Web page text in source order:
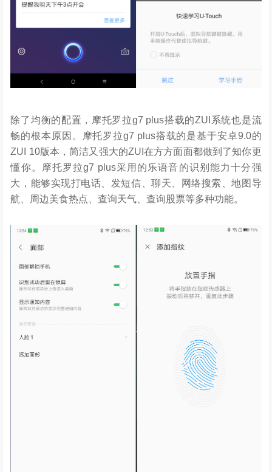
除了均衡的配置，摩托罗拉g7 plus搭载的ZUI系统也是流
畅的根本原因。摩托罗拉g7 plus搭载的是基于安卓9.0的
ZUI 10版本，简洁又强大的ZUI在方方面面都做到了知你更
懂你。摩托罗拉g7 plus采用的乐语音的识别能力十分强
大，能够实现打电话、发短信、聊天、网络搜索、地图导
航、周边美食热点、查询天气、查询股票等多种功能。